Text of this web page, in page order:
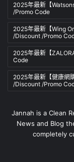
2025年最新【
/Promo Code
2025年最新【Wing
/Discount /Promo
2025年最新【
Code
2025年最新【健康網
/Discount /Promo
Jannah is a Clean
News and Blog
completely